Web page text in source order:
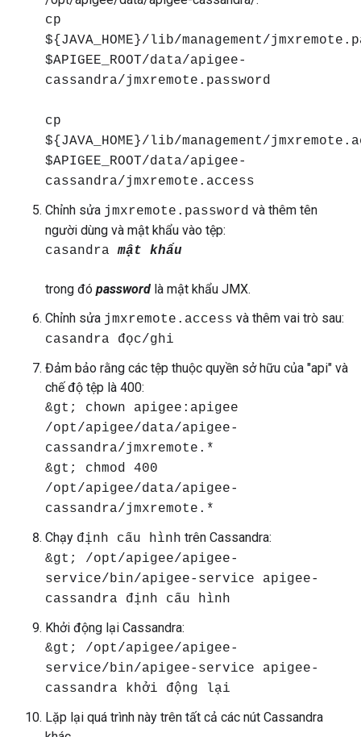
cp
${JAVA_HOME}/lib/management/
$APIGEE_ROOT/data/apigee-
cassandra/jmxremote.password
cp
${JAVA_HOME}/lib/management/
$APIGEE_ROOT/data/apigee-
cassandra/jmxremote.access
Chỉnh sửa jmxremote.password và thêm tên
người dùng và mật khẩu vào tệp:
casandramật khẩu
trong đó password là mật khẩu JMX.
Chỉnh sửa jmxremote.access và thêm vai trò sau:
casandra đọc/ghi
Đảm bảo rằng các tệp thuộc quyền sở hữu của "api" và
chế độ tệp là 400:
&gt; chown apigee:apigee
/opt/apigee/data/apigee-
cassandra/jmxremote.*
&gt; chmod 400
/opt/apigee/data/apigee-
cassandra/jmxremote.*
Chạy định cấu hình trên Cassandra:
&gt; /opt/apigee/apigee-
service/bin/apigee-service apigee-
cassandra định cấu hình
Khởi động lại Cassandra:
&gt; /opt/apigee/apigee-
service/bin/apigee-service apigee-
cassandra khởi động lại
Lặp lại quá trình này trên tất cả các nút Cassandra